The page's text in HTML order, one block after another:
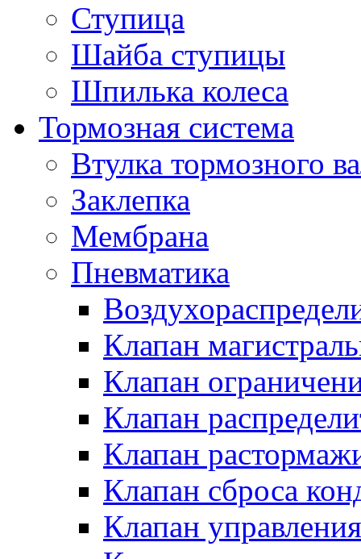
Ступица
Шайба ступицы
Шпилька колеса
Тормозная система
Втулка тормозного
Заклепка
Мембрана
Пневматика
Клапан
Клапан
Клапан
Клапан
Клапан сброса
Клапан управления